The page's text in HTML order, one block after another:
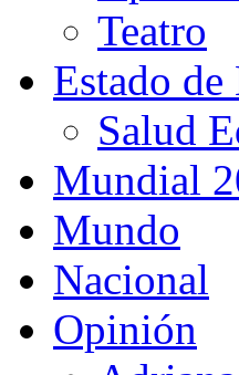
Teatro
Estado
Salud
Mundial
Mundo
Nacional
Opinión